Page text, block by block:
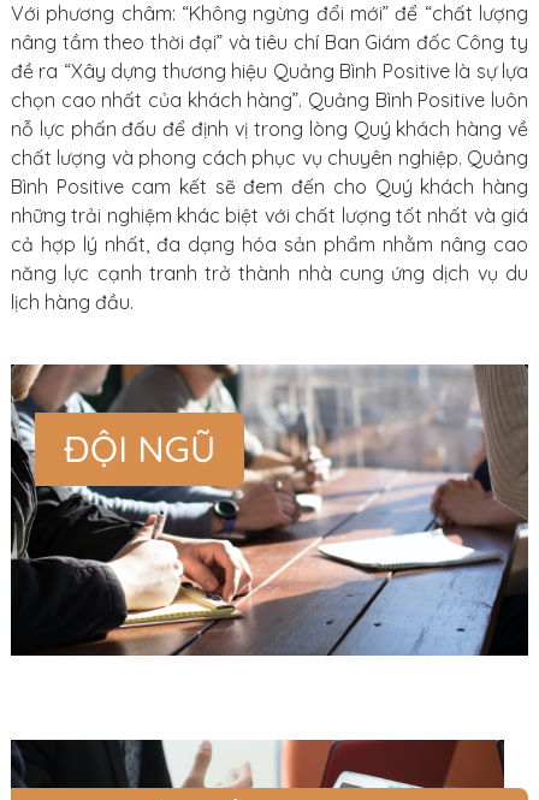
Với phương châm: “Không ngừng đổi mới” để “chất lượng
nâng tầm theo thời đại” và tiêu chí Ban Giám đốc Công ty
đề ra “Xây dựng thương hiệu Quảng Bình Positive là sự lựa
chọn cao nhất của khách hàng”. Quảng Bình Positive luôn
nỗ lực phấn đấu để định vị trong lòng Quý khách hàng về
chất lượng và phong cách phục vụ chuyên nghiệp. Quảng
Bình Positive cam kết sẽ đem đến cho Quý khách hàng
những trải nghiệm khác biệt với chất lượng tốt nhất và giá
cả hợp lý nhất, đa dạng hóa sản phẩm nhằm nâng cao
năng lực cạnh tranh trở thành nhà cung ứng dịch vụ du
lịch hàng đầu.
ĐỘI NGŨ